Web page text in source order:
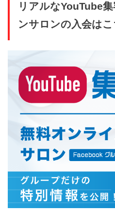
リアルなYouTube
ンサロンの入会はこ